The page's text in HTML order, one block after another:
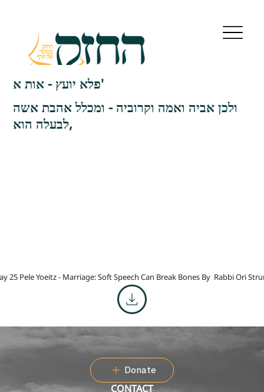
פלא יועץ - אות א'
ולכן אביה ואמה וקרוביה - ומכלל אהבת אשה
לבעלה הוא,
25 Pele Yoeitz - Marriage: Soft Speech Can Break Bones By Rabbi Ori
Donate
CONTACT